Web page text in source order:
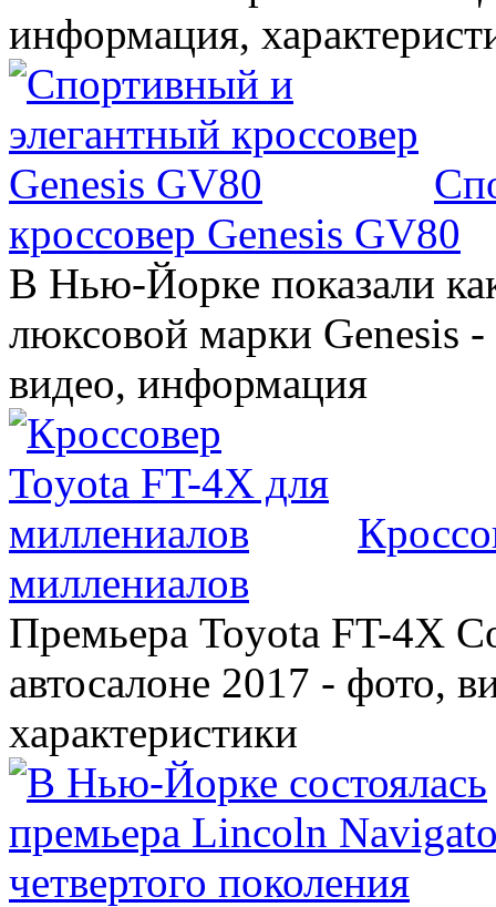
информация,
кроссовер Genesis GV80
В Нью-Йорке показали
люксовой марки Genesis
видео, информация
миллениалов
Премьера Toyota FT-4X
автосалоне 2017 - фото,
характеристики